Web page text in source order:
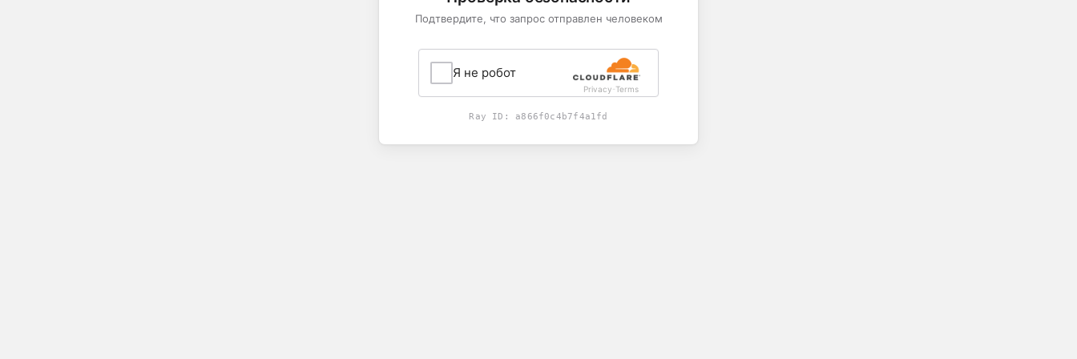
Подтвердите, что запрос отправлен человеком
Я не робот
Privacy-Terms
Ray ID: a866f0c4b7f4a1fd